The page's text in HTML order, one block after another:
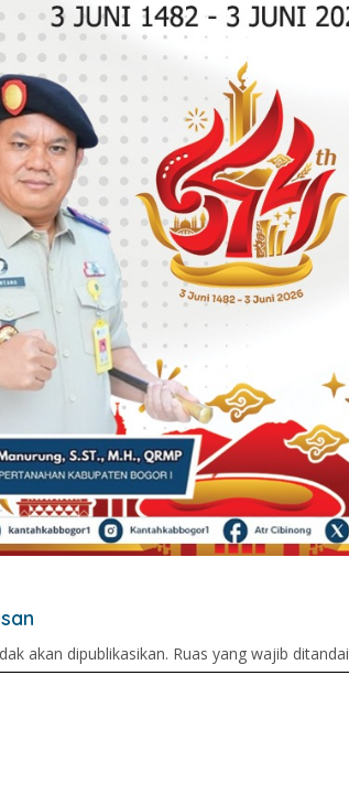
akan dipublikasikan. Ruas yang wajib ditandai